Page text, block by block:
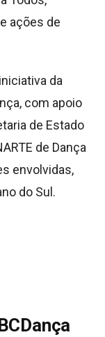
ações de
da
com apoio
de Estado
de Dança
envolvidas,
do Sul.